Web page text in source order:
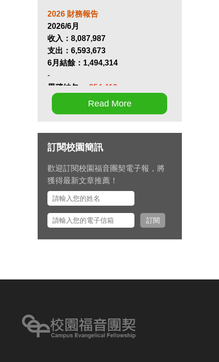
2026 財務報告
2026/6月
收入：8,087,987
支出：6,593,673
6月結餘： 1,494,314
-
累積結欠：
-254,418
第十七屆畢業生同行營將於九月 11
告。
九月 15 日至十月 2 日期間，總幹
事左心泰牧師將與團契部主任陳怡
安傳道、大學事工組主任田正平傳
之友並舉辦校園之友會，願主看顧
Read More
訂閱校園簡訊
歡迎訂閱校園福音團契電子報，將
獲得最新文章推薦！
訂閱